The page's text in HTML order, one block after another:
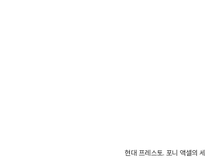
현대 프레스토. 포니 액셀의